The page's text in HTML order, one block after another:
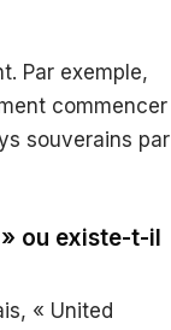
Par exemple,
commencer
souverains par
ou existe-t-il
« United